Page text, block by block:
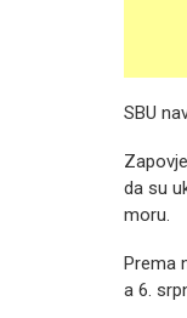
SBU
da su
moru.
Prema
a 6.